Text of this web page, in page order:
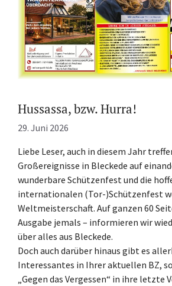
Hussassa, bzw. Hurra!
29. Juni 2026
Liebe Leser, auch in diesem Jahr
Großereignisse in Bleckede auf
wunderbare Schützenfest und die
internationalen (Tor-)Schützenfest
Weltmeisterschaft. Auf ganzen 60
Ausgabe jemals – informieren wir
über alles aus Bleckede.
Doch auch darüber hinaus gibt es
Interessantes in Ihrer aktuellen BZ,
„Gegen das Vergessen“ in ihre letzte